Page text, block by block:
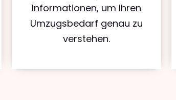
Informationen, um Ihren
Umzugsbedarf genau zu
verstehen.